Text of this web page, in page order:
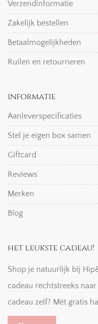
Verzendinformatie
Zakelijk bestellen
Betaalmogelijkheden
Ruilen en retourneren
informatie
Aanleverspecificaties
Stel je eigen box samen
Giftcard
Reviews
Merken
Blog
het leukste cadeau!
Shop je natuurlijk bij
cadeau rechtstreeks
cadeau zelf? Mét gratis